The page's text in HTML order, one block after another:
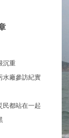
沉重
水廠參訪紀實
民都站在一起